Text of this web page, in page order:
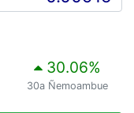
30.06%
30a Ñemoambue